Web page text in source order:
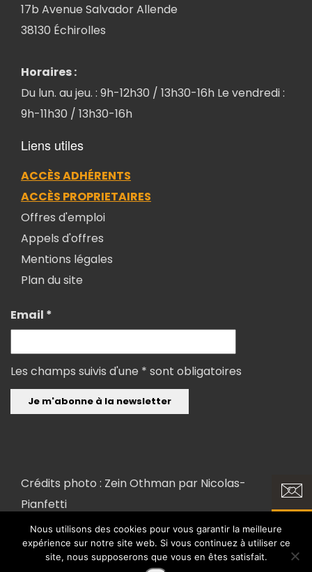
17b Avenue Salvador Allende
38130 Échirolles
Horaires :
Du lun. au jeu. : 9h-12h30 / 13h30-16h Le vendredi :
9h-11h30 / 13h30-16h
Liens utiles
ACCÈS ADHÉRENTS
ACCÈS PROPRIETAIRES
Offres d'emploi
Appels d'offres
Mentions légales
Plan du site
Email *
Les champs suivis d'une * sont obligatoires
Crédits photo : Zein Othman par Nicolas-
Pianfetti
Copyright 2018 © Conception et réalisation : FX COM'UNIK et LK
Nous utilisons des cookies pour vous garantir la meilleure
expérience sur notre site web. Si vous continuez à utiliser ce
site, nous supposerons que vous en êtes satisfait.